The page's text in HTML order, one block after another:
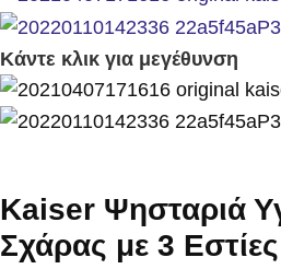
Κάντε κλικ για μεγέθυνση
Kaiser Ψησταριά
Σχάρας με 3